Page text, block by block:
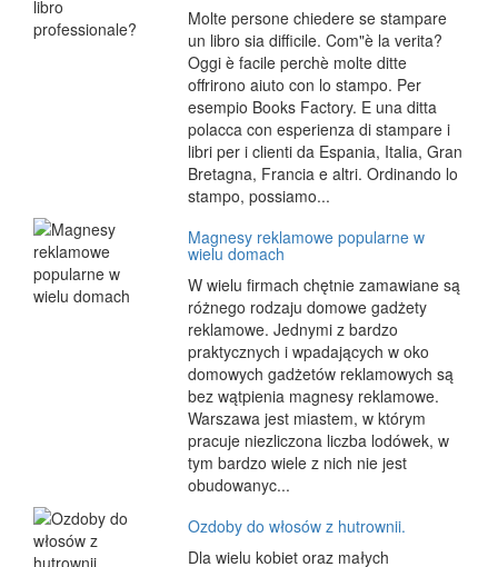
Molte persone chiedere se stampare
un libro sia difficile. Com"è la verita?
Oggi è facile perchè molte ditte
offrirono aiuto con lo stampo. Per
esempio Books Factory. E una ditta
polacca con esperienza di stampare i
libri per i clienti da Espania, Italia, Gran
Bretagna, Francia e altri. Ordinando lo
stampo, possiamo...
Magnesy reklamowe popularne w
wielu domach
W wielu firmach chętnie zamawiane są
różnego rodzaju domowe gadżety
reklamowe. Jednymi z bardzo
praktycznych i wpadających w oko
domowych gadżetów reklamowych są
bez wątpienia magnesy reklamowe.
Warszawa jest miastem, w którym
pracuje niezliczona liczba lodówek, w
tym bardzo wiele z nich nie jest
obudowanyc...
Ozdoby do włosów z hutrownii.
Dla wielu kobiet oraz małych